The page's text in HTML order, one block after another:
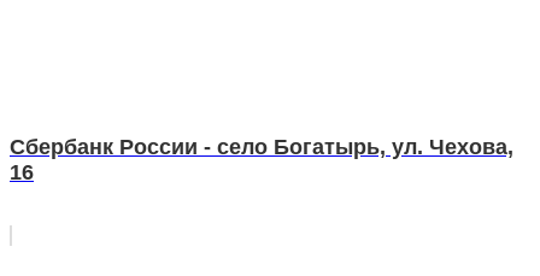
Сбербанк России - село Богатырь, ул. Чехова,
16